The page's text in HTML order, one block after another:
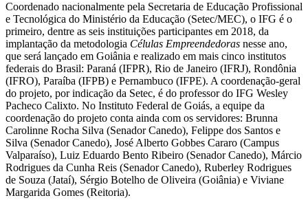
Coordenado nacionalmente pela Secretaria de Educação Profissional
e Tecnológica do Ministério da Educação (Setec/MEC), o IFG é o
primeiro, dentre as seis instituições participantes em 2018, da
implantação da metodologia Células Empreendedoras nesse ano,
que será lançado em Goiânia e realizado em mais cinco institutos
federais do Brasil: Paraná (IFPR), Rio de Janeiro (IFRJ), Rondônia
(IFRO), Paraíba (IFPB) e Pernambuco (IFPE). A coordenação-geral
do projeto, por indicação da Setec, é do professor do IFG Wesley
Pacheco Calixto. No Instituto Federal de Goiás, a equipe da
coordenação do projeto conta ainda com os servidores: Brunna
Carolinne Rocha Silva (Senador Canedo), Felippe dos Santos e
Silva (Senador Canedo), José Alberto Gobbes Cararo (Campus
Valparaíso), Luiz Eduardo Bento Ribeiro (Senador Canedo), Márcio
Rodrigues da Cunha Reis (Senador Canedo), Ruberley Rodrigues
de Souza (Jataí), Sérgio Botelho de Oliveira (Goiânia) e Viviane
Margarida Gomes (Reitoria).